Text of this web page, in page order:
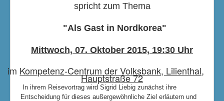
spricht zum Thema
"Als Gast in Nordkorea"
Mittwoch, 07. Oktober 2015, 19:30 Uhr
im Kompetenz-Centrum der Volksbank, Lilienthal,
Hauptstraße 72
In ihrem Reisevortrag wird Sigrid Liebig zunächst ihre
Entscheidung für dieses außergewöhnliche Ziel erläutern und